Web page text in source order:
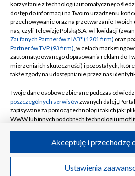
Transmisje
TVP
Abonament
Sklep TVP
Biuro
Oferta
Emisja w TVP
Rada
Ogłoszenia
Akademia
Regulamin
Polityka
Moje zgody
Biuro
Kanały
©2026 Telewizja Polska Spółka
korzystanie z technologii automatycznego
dostęp do informacji na Twoim urządzeniu
przechowywanie oraz na przetwarzanie Twoich
nas, czyli Telewizję Polską S.A. w likwidacji
Zaufanych Partnerów z IAB* (1201 firm) oraz
Partnerów TVP (93 firm), w celach
zautomatyzowanego dopasowania reklam do
mierzenia ich skuteczności) i pozostałych,
także zgody na udostępnianie przez nas
Twoje dane osobowe zbierane podczas
poszczególnych serwisówzwanych dalej
zapisywane za pomocą technologii takich jak:
WWW lub innych podobnych technologii
ruchu w Internecie.
Twoje dane osobowe zbierane podczas
poszczególnych serwisówna Portalu, takie jak
Ustawienia
Akceptuję i przechodzę